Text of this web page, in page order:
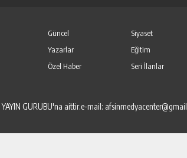
Güncel Siyaset
Yazarlar Eğitim
Özel Haber Seri İlanlar
YAYIN GURUBU'na aittir.e-mail: